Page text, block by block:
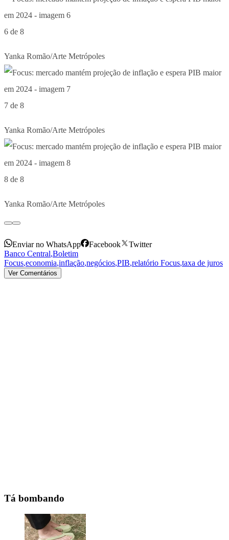
6 de 8
Yanka Romão/Arte Metrópoles
7 de 8
Yanka Romão/Arte Metrópoles
8 de 8
Yanka Romão/Arte Metrópoles
Enviar no WhatsApp Facebook
Twitter
Banco Central,Boletim
Focus,economia,inflação,negócios,PIB,relatório Focus,taxa de juros
Ver Comentários
Tá bombando